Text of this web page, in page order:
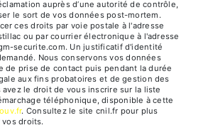
auprès d’une autorité de contrôle,
le sort de vos données post-mortem.
ces droits par voie postale à l'adresse
ou par courrier électronique à l'adresse
securite.com. Un justificatif d'identité
Nous conservons vos données
de prise de contact puis pendant la durée
aux fins probatoires et de gestion des
le droit de vous inscrire sur la liste
téléphonique, disponible à cette
. Consultez le site cnil.fr pour plus
vos droits.